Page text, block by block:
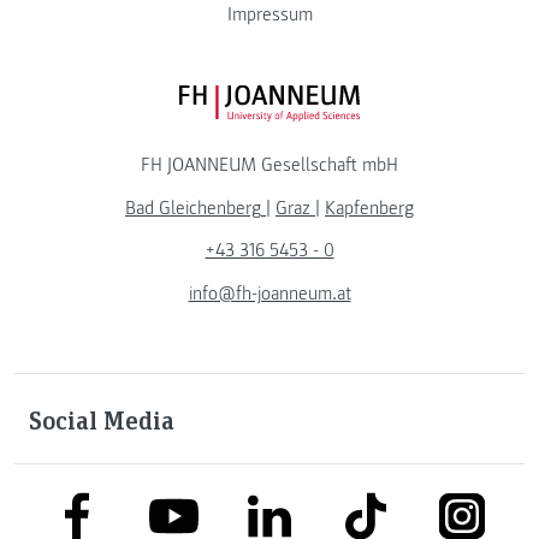
Impressum
FH JOANNEUM Logo
FH JOANNEUM Gesellschaft mbH
Bad Gleichenberg | Graz | Kapfenberg
+43 316 5453 - 0
info@fh-joanneum.at
Social Media
link to facebooklink to youtubelink to linkedinlink to tiktok link to